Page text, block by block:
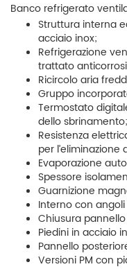
Banco refrigerato
Struttura interna
acciaio inox;
Refrigerazione
trattato
Ricircolo aria
Gruppo
Termostato
dello sbrinamento;
Resistenza
per
Evaporazione
Spessore
Guarnizione
Interno con
Chiusura
Piedini in acciaio
Pannello
Versioni PM con